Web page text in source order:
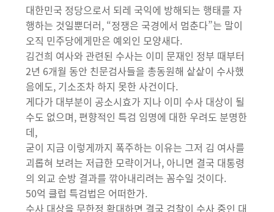
대한민국 정당으로서 되레 국익에 방해되는 행태를 자
행하는 것일뿐더러, “정쟁은 국경에서 멈춘다”는 말이
오직 민주당에게만은 예외인 모양새다.
김건희 여사와 관련된 수사는 이미 문재인 정부 때부터
2년 6개월 동안 친문검사들을 총동원해 샅샅이 수사했
음에도, 기소조차 하지 못한 사건이다.
게다가 대부분이 공소시효가 지나 이미 수사 대상이 될
수도 없으며, 편향적인 특검 임명에 대한 우려도 분명한
데,
굳이 지금 이렇게까지 폭주하는 이유는 그저 김 여사를
괴롭혀 보려는 저급한 모략이거나, 아니면 결국 대통령
의 외교 순방 결과를 깎아내리려는 꼼수일 것이다.
50억 클럽 특검법은 어떠한가.
수사 대상을 무한정 확대하면 결국 검찰이 수사 중인 대